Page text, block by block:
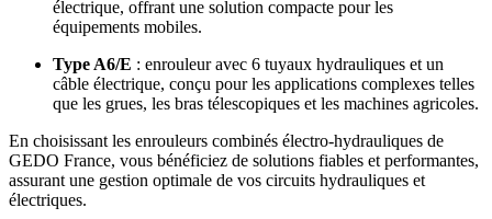
électrique, offrant une solution compacte pour les
équipements mobiles.
Type A6/E : enrouleur avec 6 tuyaux hydrauliques et un
câble électrique, conçu pour les applications complexes telles
que les grues, les bras télescopiques et les machines agricoles.
En choisissant les enrouleurs combinés électro-hydrauliques de
GEDO France, vous bénéficiez de solutions fiables et performantes,
assurant une gestion optimale de vos circuits hydrauliques et
électriques.